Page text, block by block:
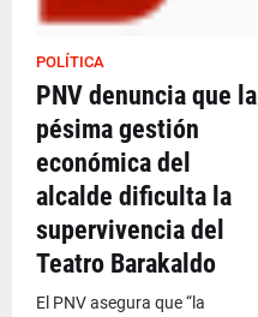
POLÍTICA
PNV denuncia que la
pésima gestión
económica del
alcalde dificulta la
supervivencia del
Teatro Barakaldo
El PNV asegura que “la